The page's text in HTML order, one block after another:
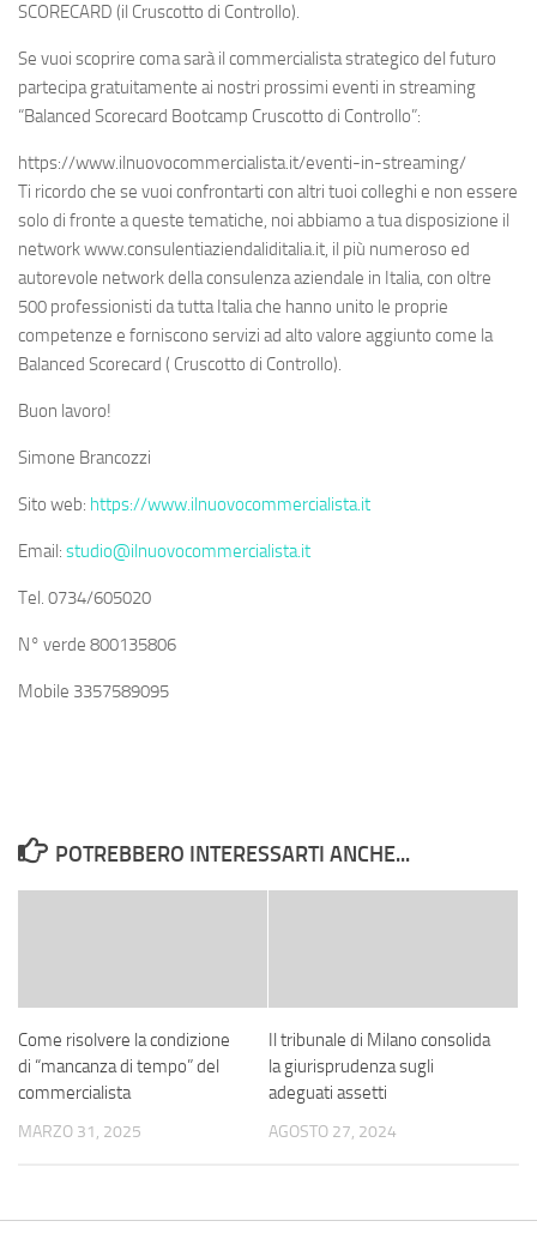
SCORECARD (il Cruscotto di Controllo).
Se vuoi scoprire coma sarà il commercialista strategico del futuro
partecipa gratuitamente ai nostri prossimi eventi in streaming
“Balanced Scorecard Bootcamp Cruscotto di Controllo”:
https://www.ilnuovocommercialista.it/eventi-in-streaming/
Ti ricordo che se vuoi confrontarti con altri tuoi colleghi e non essere
solo di fronte a queste tematiche, noi abbiamo a tua disposizione il
network www.consulentiaziendaliditalia.it, il più numeroso ed
autorevole network della consulenza aziendale in Italia, con oltre
500 professionisti da tutta Italia che hanno unito le proprie
competenze e forniscono servizi ad alto valore aggiunto come la
Balanced Scorecard ( Cruscotto di Controllo).
Buon lavoro!
Simone Brancozzi
Sito web: https://www.ilnuovocommercialista.it
Email: studio@ilnuovocommercialista.it
Tel. 0734/605020
N° verde 800135806
Mobile 3357589095
POTREBBERO INTERESSARTI ANCHE...
Come risolvere la condizione
di “mancanza di tempo” del
commercialista
MARZO 31, 2025
Il tribunale di Milano consolida
la giurisprudenza sugli
adeguati assetti
AGOSTO 27, 2024